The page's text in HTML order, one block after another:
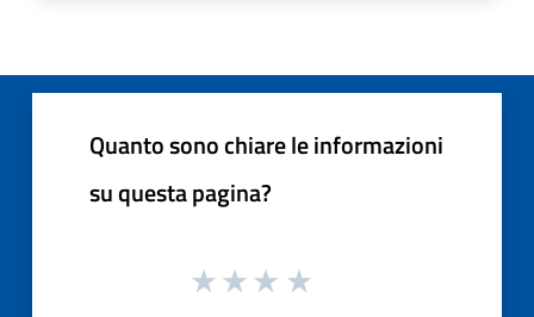
Quanto sono chiare le informazioni
su questa pagina?